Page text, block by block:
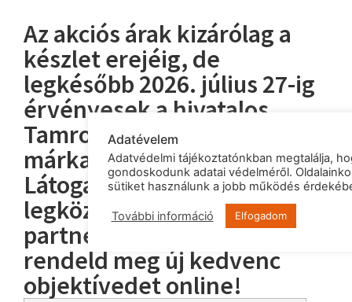
Az akciós árak kizárólag a
készlet erejéig, de
legkésőbb 2026. július 27-ig
érvényesek a hivatalos
Tamron
márkakereskedőknél.
Látogass el a hozzád
legközelebbi
partnerünkhöz, vagy
rendeld meg új kedvenc
objektívedet online!
Adatévelem
Adatvédelmi tájékoztatónkban megtalálja,
gondoskodunk adatai védelméről.
sütiket használunk a jobb működés
További információ Elfogadom